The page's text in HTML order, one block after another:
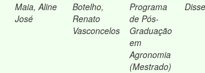
Maia, Aline
José
Botelho,
Renato
Vasconcelos
Programa
de Pós-
Graduação
em
Agronomia
(Mestrado)